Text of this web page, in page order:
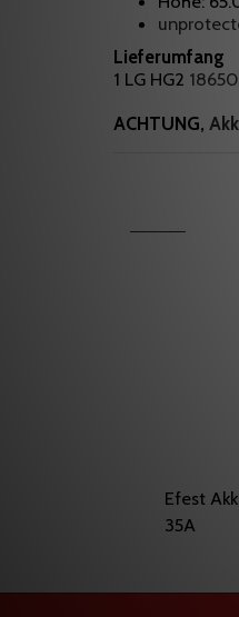
Lieferumfang
1 LG HG2 18650
ACHTUNG,
Efest
35A